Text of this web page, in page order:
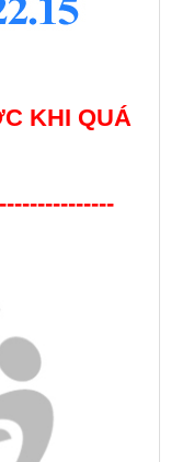
KHI QUÁ